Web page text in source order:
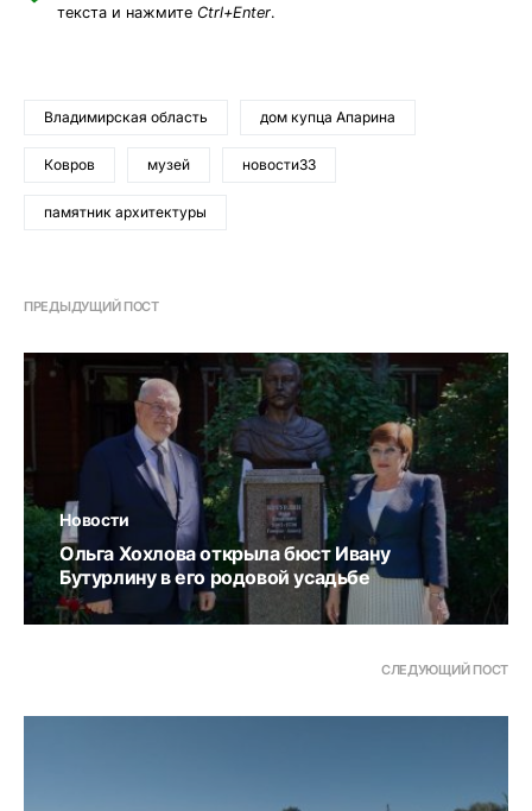
текста и нажмите Ctrl+Enter.
Владимирская область дом купца Апарина
Ковров музей новости33
памятник архитектуры
ПРЕДЫДУЩИЙ ПОСТ
Новости
Ольга Хохлова открыла бюст Ивану
Бутурлину в его родовой усадьбе
СЛЕДУЮЩИЙ ПОСТ